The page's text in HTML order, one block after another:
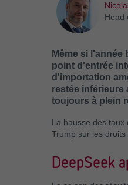
Head
Même si
point d'entrée
d'importation
restée inférieure
toujours à plein
La hausse des
Trump sur les
DeepSeek